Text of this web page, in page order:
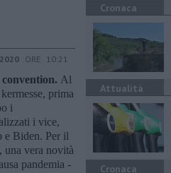
ORE 10:21
Al
prima
i
i vice,
e Biden. Per il
una vera novità
pandemia -
Cronaca
Attualità
Cronaca